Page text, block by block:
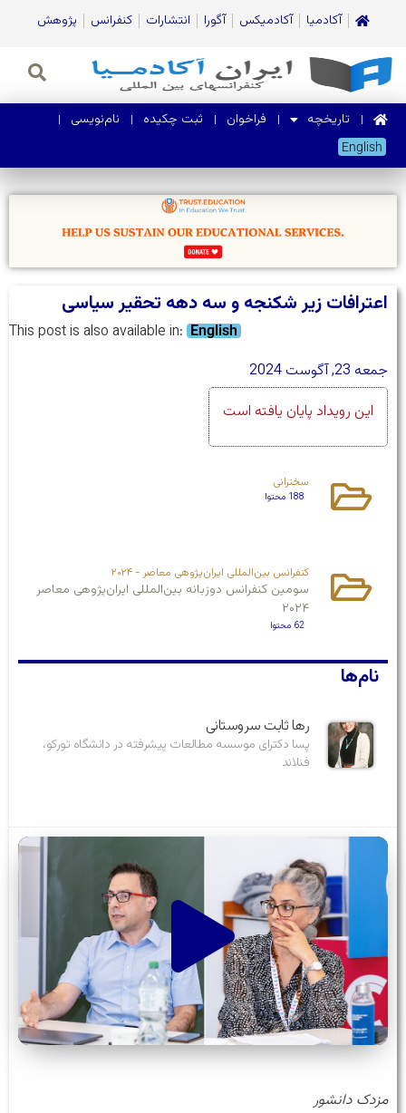
آکادمیا آکادمیکس آگورا انتشارات کنفرانس پژوهش
تاریخچه فراخوان ثبت چکیده نام‌نویسی
English
اعترافات زیر شکنجه و سه دهه تحقیر سیاسی
This post is also available in: English
جمعه 23, آگوست 2024
این رویداد پایان یافته است
سخنرانی
188 محتوا
کنفرانس بین‌المللی ایران‌پژوهی معاصر - ۲۰۲۴
سومین کنفرانس دوزبانه بین‌المللی ایران‌پژوهی معاصر
۲۰۲۴
62 محتوا
نام‌ها
رها ثابت سروستانی
پسا دکترای موسسه مطالعات پیشرفته در دانشگاه تورکو،
فنلاند
مزدک دانشور